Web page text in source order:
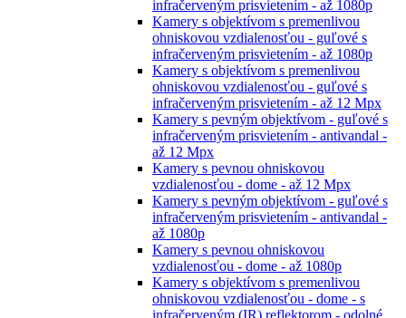
infračerveným prisvietením - až 1080p
Kamery s objektívom s premenlivou
ohniskovou vzdialenosťou - guľové s
infračerveným prisvietením - až 1080p
Kamery s objektívom s premenlivou
ohniskovou vzdialenosťou - guľové s
infračerveným prisvietením - až 12 Mpx
Kamery s pevným objektívom - guľové s
infračerveným prisvietením - antivandal -
až 12 Mpx
Kamery s pevnou ohniskovou
vzdialenosťou - dome - až 12 Mpx
Kamery s pevným objektívom - guľové s
infračerveným prisvietením - antivandal -
až 1080p
Kamery s pevnou ohniskovou
vzdialenosťou - dome - až 1080p
Kamery s objektívom s premenlivou
ohniskovou vzdialenosťou - dome - s